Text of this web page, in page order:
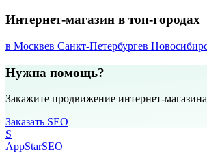
Интернет-магазин в топ-городах
в Москвев Санкт-Петербургев
Нужна помощь?
Закажите продвижение интернет-
Заказать SEO
S
AppStarSEO